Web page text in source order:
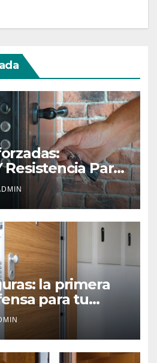
Resistencia Para
la primera
para tu